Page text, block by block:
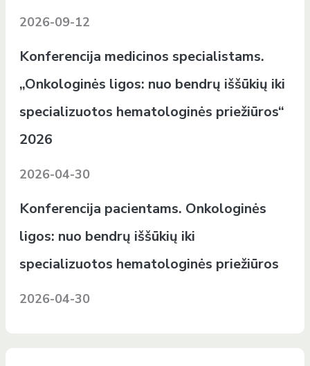
2026-09-12
Konferencija medicinos specialistams.
„Onkologinės ligos: nuo bendrų iššūkių iki
specializuotos hematologinės priežiūros“
2026
2026-04-30
Konferencija pacientams. Onkologinės
ligos: nuo bendrų iššūkių iki
specializuotos hematologinės priežiūros
2026-04-30